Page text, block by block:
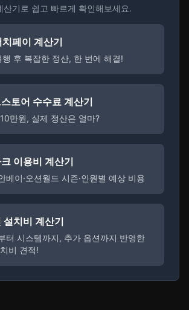
산기로 쉽고 빠르게 확인해보세요.
페이 계산기
행 후 복잡한 정산, 한 번에 해결!
토어 수수료 계산기
만원, 실제 정산은 얼마?
이용비 계산기
베이·오션월드 시즌·인원별 예상 비용
설치비 계산기
터 시스템까지, 추가 옵션까지 반영한
비 견적!